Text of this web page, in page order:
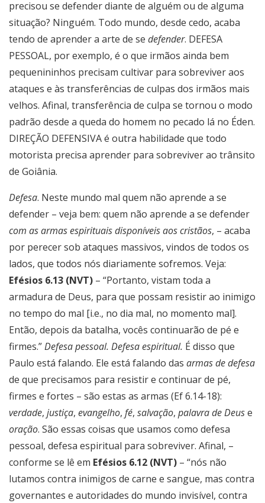
precisou se defender diante de alguém ou de alguma
situação? Ninguém. Todo mundo, desde cedo, acaba
tendo de aprender a arte de se defender. DEFESA
PESSOAL, por exemplo, é o que irmãos ainda bem
pequenininhos precisam cultivar para sobreviver aos
ataques e às transferências de culpas dos irmãos mais
velhos. Afinal, transferência de culpa se tornou o modo
padrão desde a queda do homem no pecado lá no Éden.
DIREÇÃO DEFENSIVA é outra habilidade que todo
motorista precisa aprender para sobreviver ao trânsito
de Goiânia.
Defesa. Neste mundo mal quem não aprende a se
defender – veja bem: quem não aprende a se defender
com as armas espirituais disponíveis aos cristãos, – acaba
por perecer sob ataques massivos, vindos de todos os
lados, que todos nós diariamente sofremos. Veja:
Efésios 6.13 (NVT) – “Portanto, vistam toda a
armadura de Deus, para que possam resistir ao inimigo
no tempo do mal [i.e., no dia mal, no momento mal].
Então, depois da batalha, vocês continuarão de pé e
firmes.”Defesa pessoal. Defesa espiritual. É disso que
Paulo está falando. Ele está falando das armas de defesa
de que precisamos para resistir e continuar de pé,
firmes e fortes – são estas as armas (Ef 6.14-18):
verdade, justiça, evangelho, fé, salvação, palavra de Deuse
oração. São essas coisas que usamos como defesa
pessoal, defesa espiritual para sobreviver. Afinal, –
conforme se lê em Efésios 6.12 (NVT) – “nós não
lutamos contra inimigos de carne e sangue, mas contra
governantes e autoridades do mundo invisível, contra